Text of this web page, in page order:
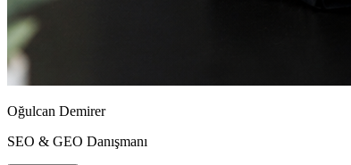
Oğulcan Demirer
SEO & GEO Danışmanı